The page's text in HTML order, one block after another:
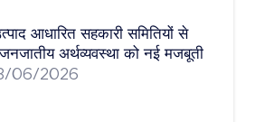
आधारित सहकारी समितियों से
अर्थव्यवस्था को नई मजबूती
06/2026